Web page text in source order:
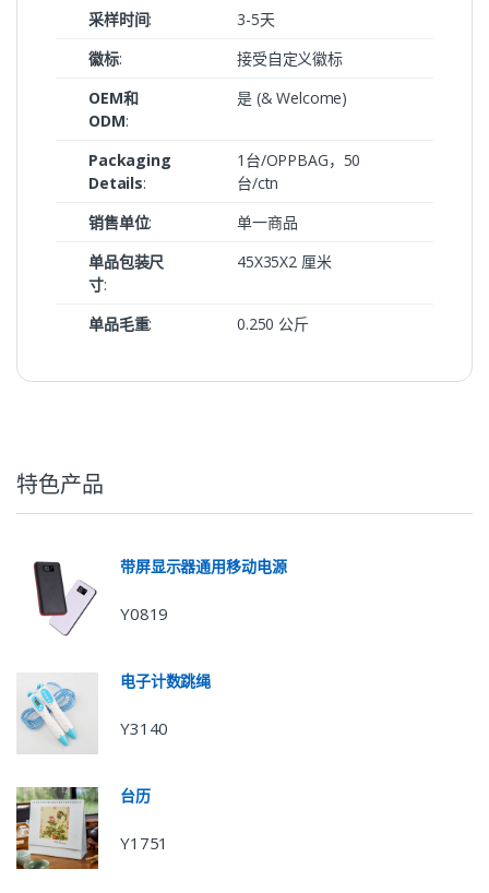
采样时间:
3-5天
徽标:
接受自定义徽标
OEM和
ODM:
是 (& Welcome)
Packaging
Details:
1台/OPPBAG，50
台/ctn
销售单位:
单一商品
单品包装尺
寸:
45X35X2 厘米
单品毛重: 0.250 公斤
特色产品
带屏显示器通用移动电源
Y0819
电子计数跳绳
Y3140
台历
Y1751